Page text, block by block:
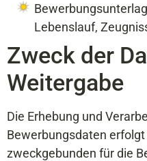
Lebenslauf,
Zweck der
Weitergabe
Die Erhebung und
Bewerbungsdaten
zweckgebunden für die